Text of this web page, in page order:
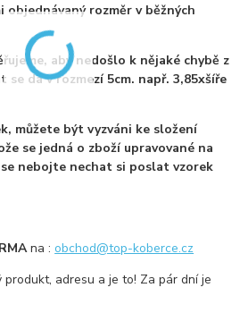
objednávaný rozměr v běžných
aby nedošlo k nějaké chybě z
dá v rozmezí 5cm. např. 3,85xšíře
můžete být vyzváni ke složení
se jedná o zboží upravované na
nebojte nechat si poslat vzorek
na :obchod@top-koberce.cz
adresu a je to! Za pár dní je